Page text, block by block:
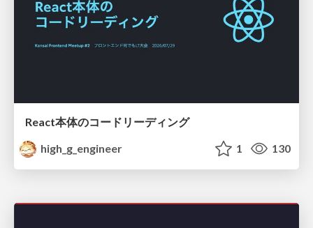
React本体のコードリーディング
high_g_engineer
1 130